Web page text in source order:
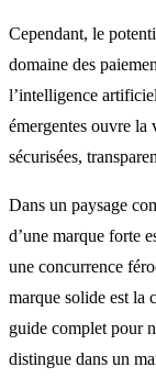
Cependant, le
domaine des
l’intelligence
émergentes ouvre la
sécurisées,
Dans un paysage
d’une marque forte
une concurrence
marque solide est la
guide complet pour
distingue dans un